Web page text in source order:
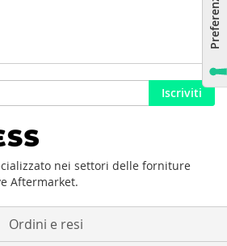
Iscriviti
nei settori delle forniture
Aftermarket.
Ordini e resi